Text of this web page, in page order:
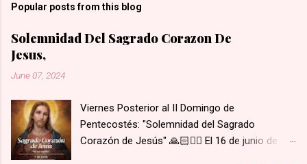
Popular posts from this blog
Solemnidad Del Sagrado Corazon De
Jesus,
June 07, 2024
Viernes Posterior al II Domingo de
Pentecostés: "Solemnidad del Sagrado
Corazón de Jesús" 🙏🏻❤️‍🔥 El 16 de junio de